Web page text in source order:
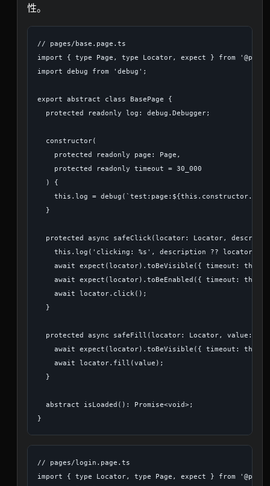
性。
// pages/base.page.ts
import { type Page, type Locator, expect } from
import debug from 'debug';
export abstract class BasePage {
  protected readonly log: debug.Debugger;
  constructor(
    protected readonly page: Page,
    protected readonly timeout = 30_000
  ) {
this.log =
  }
protected async safeClick(locator: Locator,
    this.log('clicking: %s', description ?? locator);
await expect(locator).toBeVisible({ timeout:
await expect(locator).toBeEnabled({ timeout:
    await locator.click();
  }
protected async safeFill(locator: Locator, value:
await expect(locator).toBeVisible({ timeout:
    await locator.fill(value);
  }
  abstract isLoaded(): Promise<void>;
// pages/login.page.ts
import { type Locator, type Page, expect } from